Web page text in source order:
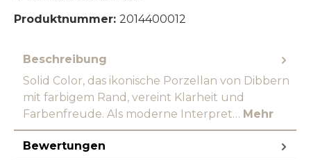
Produktnummer: 2014400012
Beschreibung
Solid Color, das ikonische Porzellan von Dibbern
mit farbigem Rand, vereint Klarheit und
Farbenfreude. Als moderne Interpret… Mehr
Bewertungen